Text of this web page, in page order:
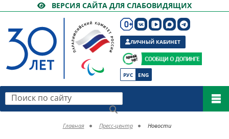
ВЕРСИЯ САЙТА ДЛЯ СЛАБОВИДЯЩИХ
РУС ENG
ЛИЧНЫЙ КАБИНЕТ
Поиск по сайту
Главная Пресс-центр Новости